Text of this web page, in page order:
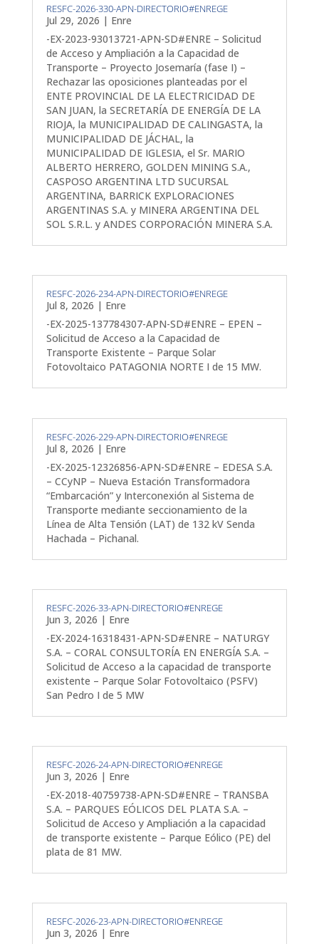
RESFC-2026-330-APN-DIRECTORIO#ENREGE
Jul 29, 2026 | Enre
-EX-2023-93013721-APN-SD#ENRE – Solicitud
de Acceso y Ampliación a la Capacidad de
Transporte – Proyecto Josemaría (fase I) –
Rechazar las oposiciones planteadas por el
ENTE PROVINCIAL DE LA ELECTRICIDAD DE
SAN JUAN, la SECRETARÍA DE ENERGÍA DE LA
RIOJA, la MUNICIPALIDAD DE CALINGASTA, la
MUNICIPALIDAD DE JÁCHAL, la
MUNICIPALIDAD DE IGLESIA, el Sr. MARIO
ALBERTO HERRERO, GOLDEN MINING S.A.,
CASPOSO ARGENTINA LTD SUCURSAL
ARGENTINA, BARRICK EXPLORACIONES
ARGENTINAS S.A. y MINERA ARGENTINA DEL
SOL S.R.L. y ANDES CORPORACIÓN MINERA S.A.
RESFC-2026-234-APN-DIRECTORIO#ENREGE
Jul 8, 2026 | Enre
-EX-2025-137784307-APN-SD#ENRE – EPEN –
Solicitud de Acceso a la Capacidad de
Transporte Existente – Parque Solar
Fotovoltaico PATAGONIA NORTE I de 15 MW.
RESFC-2026-229-APN-DIRECTORIO#ENREGE
Jul 8, 2026 | Enre
-EX-2025-12326856-APN-SD#ENRE – EDESA S.A.
– CCyNP – Nueva Estación Transformadora
“Embarcación” y Interconexión al Sistema de
Transporte mediante seccionamiento de la
Línea de Alta Tensión (LAT) de 132 kV Senda
Hachada – Pichanal.
RESFC-2026-33-APN-DIRECTORIO#ENREGE
Jun 3, 2026 | Enre
-EX-2024-16318431-APN-SD#ENRE – NATURGY
S.A. – CORAL CONSULTORÍA EN ENERGÍA S.A. –
Solicitud de Acceso a la capacidad de transporte
existente – Parque Solar Fotovoltaico (PSFV)
San Pedro I de 5 MW
RESFC-2026-24-APN-DIRECTORIO#ENREGE
Jun 3, 2026 | Enre
-EX-2018-40759738-APN-SD#ENRE – TRANSBA
S.A. – PARQUES EÓLICOS DEL PLATA S.A. –
Solicitud de Acceso y Ampliación a la capacidad
de transporte existente – Parque Eólico (PE) del
plata de 81 MW.
RESFC-2026-23-APN-DIRECTORIO#ENREGE
Jun 3, 2026 | Enre